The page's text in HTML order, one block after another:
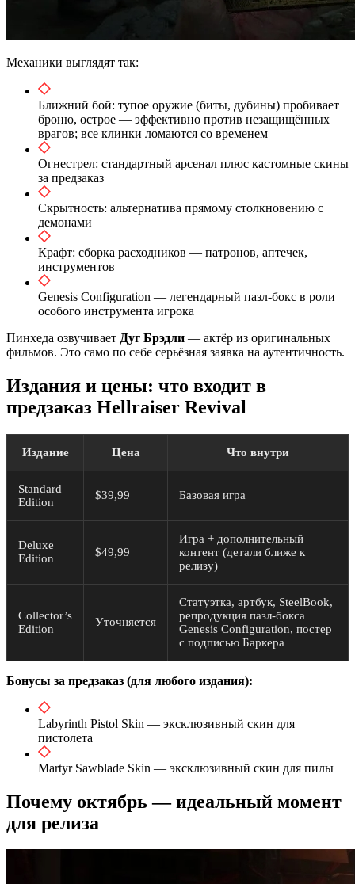
Механики выглядят так:
Ближний бой: тупое оружие (биты, дубины) пробивает
броню, острое — эффективно против незащищённых
врагов; все клинки ломаются со временем
Огнестрел: стандартный арсенал плюс кастомные скины
за предзаказ
Скрытность: альтернатива прямому столкновению с
демонами
Крафт: сборка расходников — патронов, аптечек,
инструментов
Genesis Configuration — легендарный пазл-бокс в роли
особого инструмента игрока
Пинхеда озвучивает Дуг Брэдли — актёр из оригинальных
фильмов. Это само по себе серьёзная заявка на аутентичность.
Издания и цены: что входит в
предзаказ Hellraiser Revival
Издание Цена Что внутри
Standard
Edition
$39,99 Базовая игра
Deluxe
Edition
$49,99
Игра + дополнительный
контент (детали ближе к
релизу)
Collector’s
Edition
Уточняется
Статуэтка, артбук, SteelBook,
репродукция пазл-бокса
Genesis Configuration, постер
с подписью Баркера
Бонусы за предзаказ (для любого издания):
Labyrinth Pistol Skin — эксклюзивный скин для
пистолета
Martyr Sawblade Skin — эксклюзивный скин для пилы
Почему октябрь — идеальный момент
для релиза